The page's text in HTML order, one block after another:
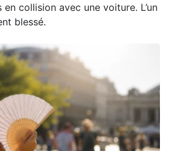
en collision avec une voiture. L’un
blessé.